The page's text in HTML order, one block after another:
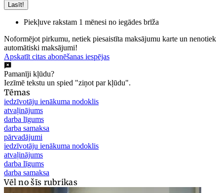
Lasīt!
Piekļuve rakstam 1 mēnesi no iegādes brīža
Noformējot pirkumu, netiek piesaistīta maksājumu karte un nenotiek
automātiski maksājumi!
Apskatīt citas abonēšanas iespējas
Pamanīji kļūdu?
Iezīmē tekstu un spied "ziņot par kļūdu".
Tēmas
iedzīvotāju ienākuma nodoklis
atvaļinājums
darba līgums
darba samaksa
pārvadājumi
iedzīvotāju ienākuma nodoklis
atvaļinājums
darba līgums
darba samaksa
Vēl no šīs rubrikas